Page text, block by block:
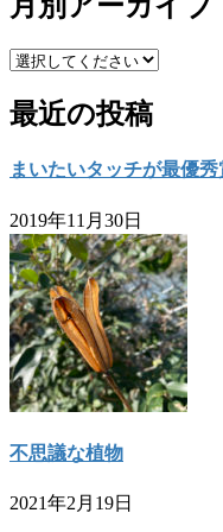
月別アーカイブ
最近の投稿
まいたいタッチが最優
2019年11月30日
不思議な植物
2021年2月19日